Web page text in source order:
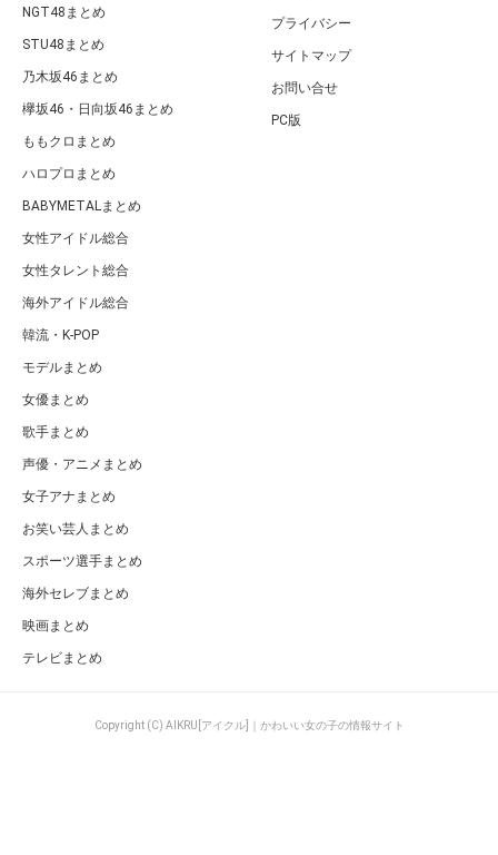
NGT48まとめ
STU48まとめ
乃木坂46まとめ
欅坂46・日向坂46まとめ
ももクロまとめ
ハロプロまとめ
BABYMETALまとめ
女性アイドル総合
女性タレント総合
海外アイドル総合
韓流・K-POP
モデルまとめ
女優まとめ
歌手まとめ
声優・アニメまとめ
女子アナまとめ
お笑い芸人まとめ
スポーツ選手まとめ
海外セレブまとめ
映画まとめ
テレビまとめ
プライバシー
サイトマップ
お問い合せ
PC版
Copyright (C) AIKRU[アイクル]｜かわいい女の子の情報サイト